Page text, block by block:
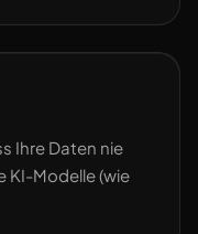
Ihre Daten nie
KI-Modelle (wie